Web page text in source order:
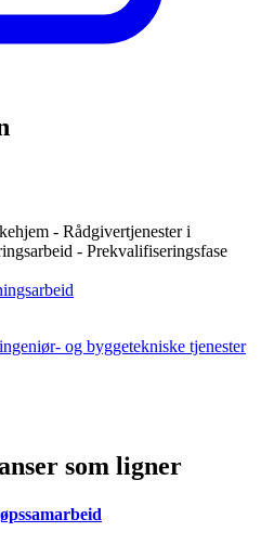
- Rådgivertjenester i
- Prekvalifiseringsfase
og byggetekniske tjenester
som ligner